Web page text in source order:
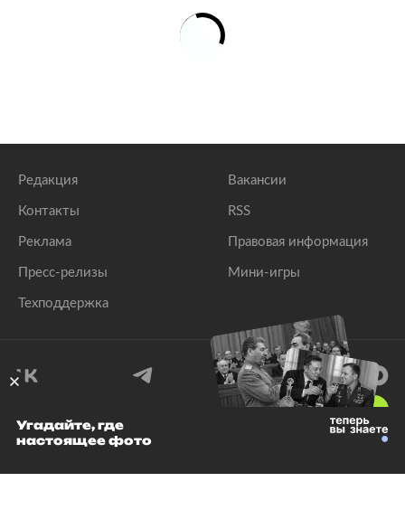
Редакция
Контакты
Реклама
Пресс-релизы
Техподдержка
Вакансии
RSS
Правовая информация
Мини-игры
© 1999–2026 Все права защищены.
Угадайте, где
настоящее фото